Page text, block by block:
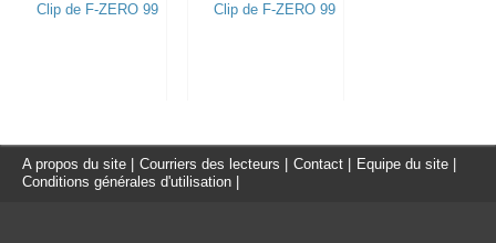
A propos du site Courriers des lecteurs Contact Equipe du site
Conditions générales d'utilisation